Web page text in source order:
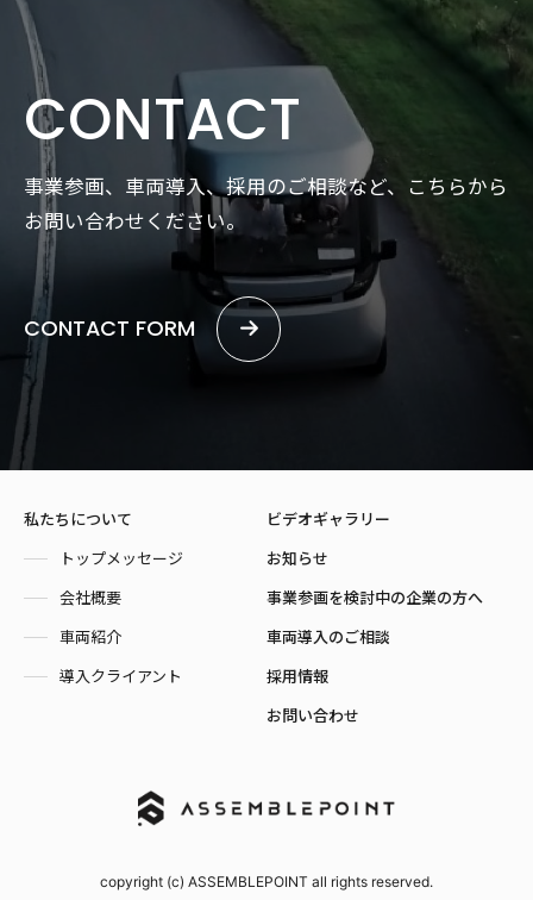
CONTACT
事業参画、車両導入、採用のご相談など、こちらから
お問い合わせください。
CONTACT FORM
copyright (c) ASSEMBLEPOINT all rights reserved.
私たちについて
トップメッセージ
会社概要
車両紹介
導入クライアント
ビデオギャラリー
お知らせ
事業参画を検討中の企業の方へ
車両導入のご相談
採用情報
お問い合わせ